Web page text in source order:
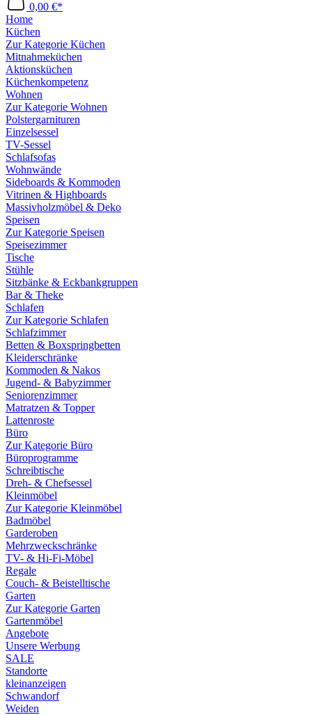
0,00 €*
Home
Küchen
Zur Kategorie Küchen
Mitnahmeküchen
Aktionsküchen
Küchenkompetenz
Wohnen
Zur Kategorie Wohnen
Polstergarnituren
Einzelsessel
TV-Sessel
Schlafsofas
Wohnwände
Sideboards & Kommoden
Vitrinen & Highboards
Massivholzmöbel & Deko
Speisen
Zur Kategorie Speisen
Speisezimmer
Tische
Stühle
Sitzbänke & Eckbankgruppen
Bar & Theke
Schlafen
Zur Kategorie Schlafen
Schlafzimmer
Betten & Boxspringbetten
Kleiderschränke
Kommoden & Nakos
Jugend- & Babyzimmer
Seniorenzimmer
Matratzen & Topper
Lattenroste
Büro
Zur Kategorie Büro
Büroprogramme
Schreibtische
Dreh- & Chefsessel
Kleinmöbel
Zur Kategorie Kleinmöbel
Badmöbel
Garderoben
Mehrzweckschränke
TV- & Hi-Fi-Möbel
Regale
Couch- & Beistelltische
Garten
Zur Kategorie Garten
Gartenmöbel
Angebote
Unsere Werbung
SALE
Standorte
kleinanzeigen
Schwandorf
Weiden